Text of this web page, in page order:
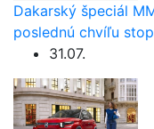
Dakarský špeciál
poslednú chvíľu
31.07.